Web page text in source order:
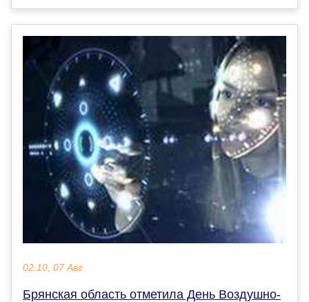
02:10, 07 Авг
Брянская область отметила День Воздушно-